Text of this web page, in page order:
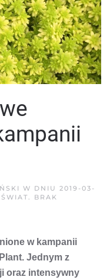
W DNIU 2019-03-
ŚWIAT
BRAK
w kampanii
Jednym z
oraz intensywny